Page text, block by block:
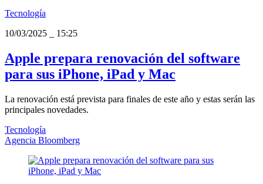
Tecnología
10/03/2025
15:25
Apple prepara renovación del software
para sus iPhone, iPad y Mac
La renovación está prevista para finales de este año y estas serán las
principales novedades.
Tecnología
Agencia Bloomberg